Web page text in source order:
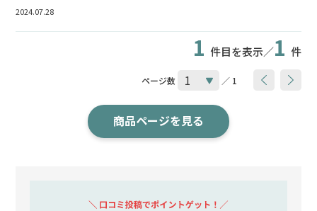
2024.07.28
1 件目を表示／1 件
ページ数 ／ 1
商品ページを見る